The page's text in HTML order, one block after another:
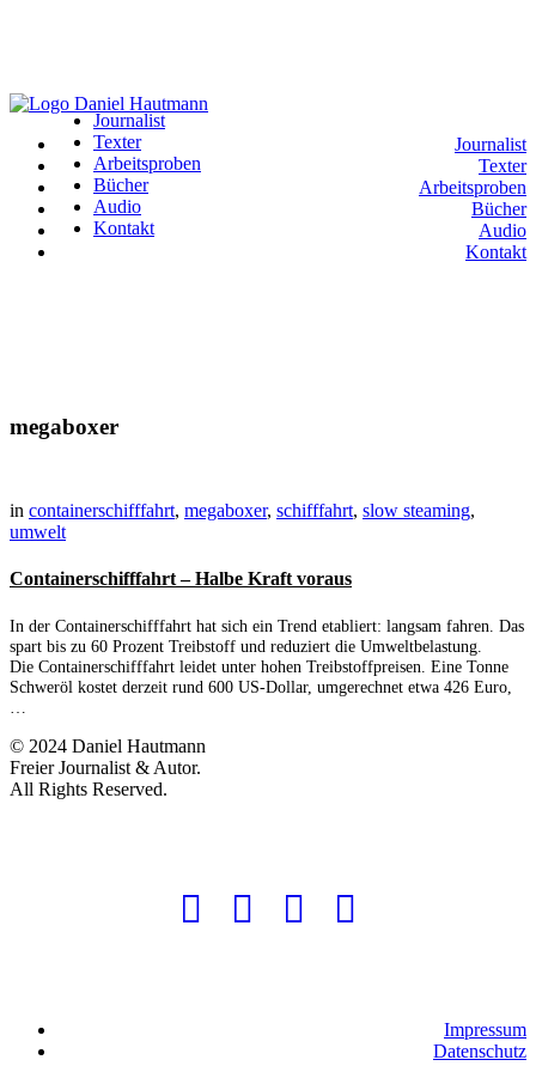
Journalist
Texter
Arbeitsproben
Bücher
Audio
Kontakt
Journalist
Texter
Arbeitsproben
Bücher
Audio
Kontakt
megaboxer
in containerschifffahrt, megaboxer, schifffahrt, slow steaming,
umwelt
Containerschifffahrt – Halbe Kraft voraus
In der Containerschifffahrt hat sich ein Trend etabliert: langsam fahren. Das
spart bis zu 60 Prozent Treibstoff und reduziert die Umweltbelastung.
Die Containerschifffahrt leidet unter hohen Treibstoffpreisen. Eine Tonne
Schweröl kostet derzeit rund 600 US-Dollar, umgerechnet etwa 426 Euro,
© 2024 Daniel Hautmann
Freier Journalist & Autor.
All Rights Reserved.
Impressum
Datenschutz